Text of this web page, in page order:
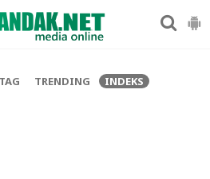
TRENDING INDEKS